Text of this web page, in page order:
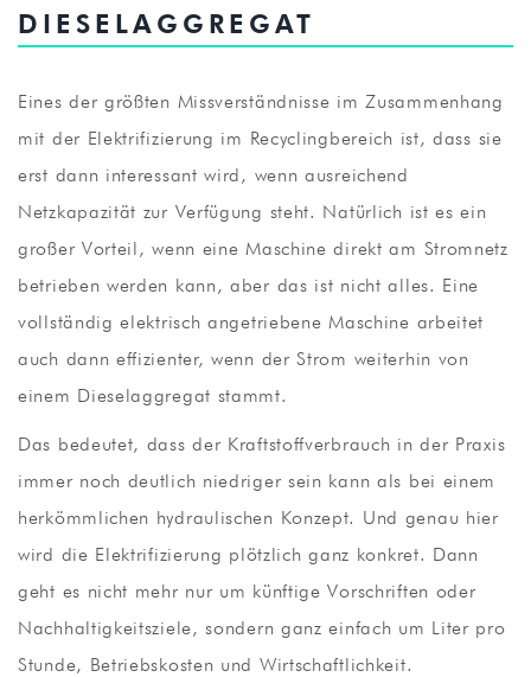
DIESELAGGREGAT
Eines der größten Missverständnisse im Zusammenhang
mit der Elektrifizierung im Recyclingbereich ist, dass sie
erst dann interessant wird, wenn ausreichend
Netzkapazität zur Verfügung steht. Natürlich ist es ein
großer Vorteil, wenn eine Maschine direkt am Stromnetz
betrieben werden kann, aber das ist nicht alles. Eine
vollständig elektrisch angetriebene Maschine arbeitet
auch dann effizienter, wenn der Strom weiterhin von
einem Dieselaggregat stammt.
Das bedeutet, dass der Kraftstoffverbrauch in der Praxis
immer noch deutlich niedriger sein kann als bei einem
herkömmlichen hydraulischen Konzept. Und genau hier
wird die Elektrifizierung plötzlich ganz konkret. Dann
geht es nicht mehr nur um künftige Vorschriften oder
Nachhaltigkeitsziele, sondern ganz einfach um Liter pro
Stunde, Betriebskosten und Wirtschaftlichkeit.